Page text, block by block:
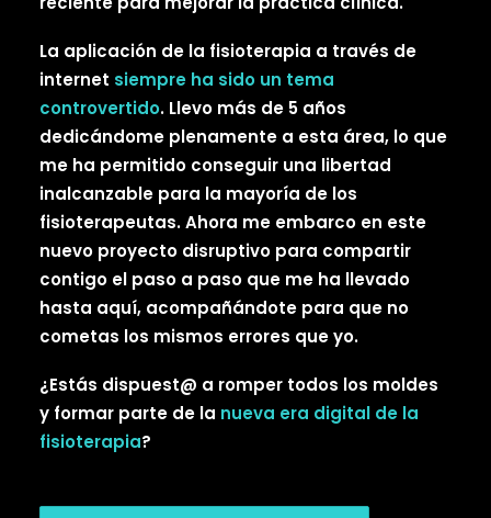
La aplicación de la fisioterapia a través de
internet siempre ha sido un tema
controvertido. Llevo más de 5 años
dedicándome plenamente a esta área, lo que
me ha permitido conseguir una libertad
inalcanzable para la mayoría de los
fisioterapeutas. Ahora me embarco en este
nuevo proyecto disruptivo para compartir
contigo el paso a paso que me ha llevado
hasta aquí, acompañándote para que no
cometas los mismos errores que yo.
¿Estás dispuest@ a romper todos los moldes
y formar parte de la nueva era digital de la
fisioterapia?